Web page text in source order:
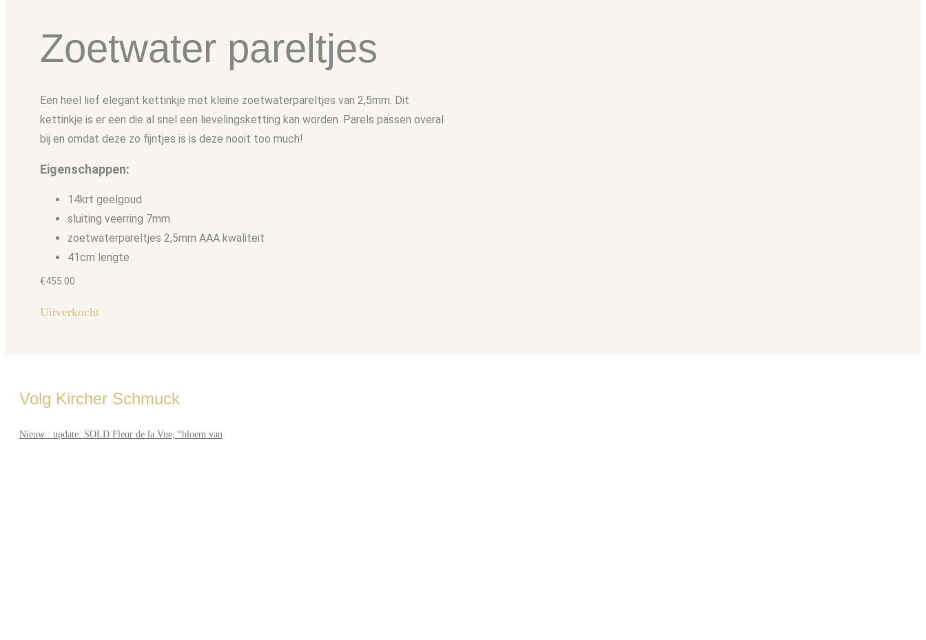
Zoetwater pareltjes
Een heel lief elegant kettinkje met kleine zoetwaterpareltjes van 2,5mm. Dit
kettinkje is er een die al snel een lievelingsketting kan worden. Parels passen overal
bij en omdat deze zo fijntjes is is deze nooit too much!
Eigenschappen:
14krt geelgoud
sluiting veerring 7mm
zoetwaterpareltjes 2,5mm AAA kwaliteit
41cm lengte
€455.00
Uitverkocht
Volg Kircher Schmuck
Nieuw : update: SOLD Fleur de la Vue, “bloem van